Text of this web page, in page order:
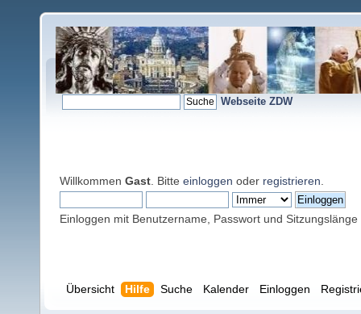
Webseite ZDW
Willkommen Gast . Bitte einloggen oder registrieren
Einloggen mit Benutzername, Passwort und Sitzungslänge
Übersicht Hilfe Suche Kalender Einloggen